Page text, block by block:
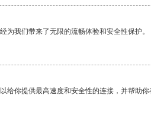
为我们带来了无限的流畅体验和安全性保护。
给你提供最高速度和安全性的连接，并帮助你